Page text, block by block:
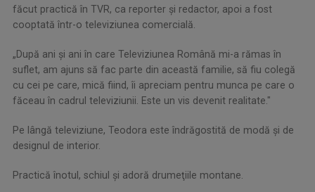
făcut practică în TVR, ca reporter şi redactor, apoi a fost
cooptată într-o televiziunea comercială.
„După ani şi ani în care Televiziunea Română mi-a rămas în
suflet, am ajuns să fac parte din această familie, să fiu colegă
cu cei pe care, mică fiind, îi apreciam pentru munca pe care o
făceau în cadrul televiziunii. Este un vis devenit realitate."
Pe lângă televiziune, Teodora este îndrăgostită de modă şi de
designul de interior.
Practică înotul, schiul şi adoră drumeţiile montane.